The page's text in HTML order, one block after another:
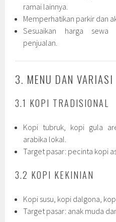
ramai lainnya.
Memperhatikan parkir dan
Sesuaikan harga
penjualan.
3. MENU DAN VARIASI
3.1 KOPI TRADISIONAL
Kopi tubruk, kopi gula
arabika lokal.
Target pasar: pecinta kopi
3.2 KOPI KEKINIAN
Kopi susu, kopi dalgona,
Target pasar: anak muda